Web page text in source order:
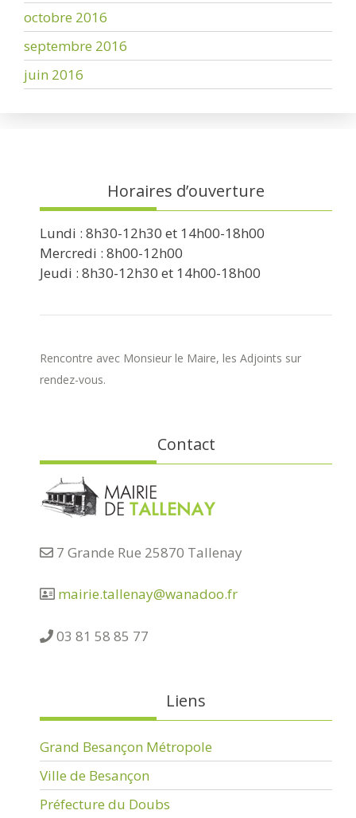
octobre 2016
septembre 2016
juin 2016
Horaires d’ouverture
Lundi : 8h30-12h30 et 14h00-18h00
Mercredi : 8h00-12h00
Jeudi : 8h30-12h30 et 14h00-18h00
Rencontre avec Monsieur le Maire, les Adjoints sur
rendez-vous.
Contact
7 Grande Rue 25870 Tallenay
mairie.tallenay@wanadoo.fr
03 81 58 85 77
Liens
Grand Besançon Métropole
Ville de Besançon
Préfecture du Doubs